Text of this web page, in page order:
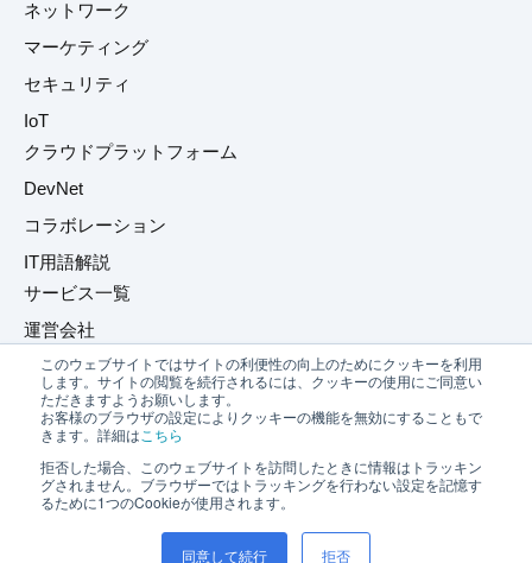
このウェブサイトではサイトの利便性の向上のためにクッキーを利用
します。サイトの閲覧を続行されるには、クッキーの使用にご同意い
ただきますようお願いします。
お客様のブラウザの設定によりクッキーの機能を無効にすることもで
きます。詳細は こちら
拒否した場合、このウェブサイトを訪問したときに情報はトラッキン
グされません。ブラウザーではトラッキングを行わない設定を記憶す
るために1つのCookieが使用されます。
同意して続行 拒否
ネットワーク
マーケティング
セキュリティ
IoT
クラウドプラットフォーム
DevNet
コラボレーション
IT用語解説
サービス一覧
運営会社
プライバシーポリシー
お問い合わせ